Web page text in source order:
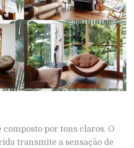
composto por tons claros. O
transmite a sensação de